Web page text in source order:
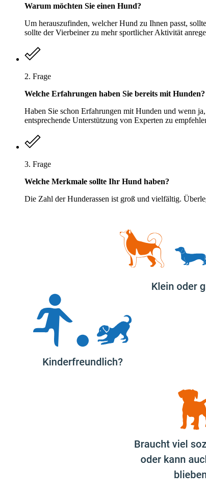
Warum möchten Sie einen Hund?
Um herauszufinden, welcher Hund zu Ihnen passt,
sollte der Vierbeiner zu mehr sportlicher Aktivität
2. Frage
Welche Erfahrungen haben Sie bereits mit Hunden?
Haben Sie schon Erfahrungen mit Hunden und wenn
entsprechende Unterstützung von Experten zu
3. Frage
Welche Merkmale sollte Ihr Hund haben?
Die Zahl der Hunderassen ist groß und vielfältig.